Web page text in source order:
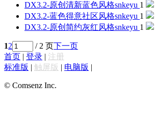
DX3.2-原创清新蓝色风格snkeyu 1
DX3.2-蓝色得意社区风格snkeyu 1
DX3.2-原创简约灰红风格snkeyu 1
12 / 2 页下一页
首页 | 登录 | 注册
标准版 | 触屏版 | 电脑版 |
© Comsenz Inc.